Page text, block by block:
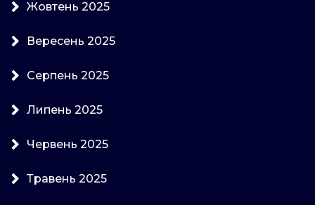
Жовтень 2025
Вересень 2025
Серпень 2025
Липень 2025
Червень 2025
Травень 2025